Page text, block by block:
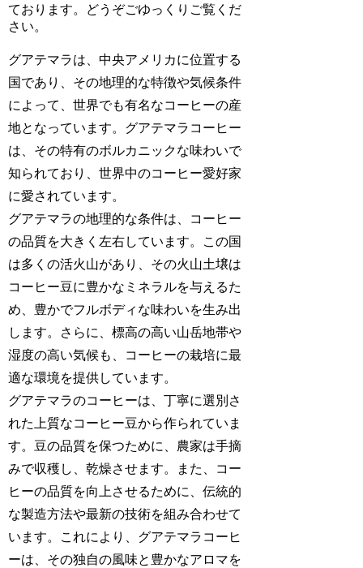
ております。どうぞごゆっくりご覧くだ
さい。
グアテマラは、中央アメリカに位置する
国であり、その地理的な特徴や気候条件
によって、世界でも有名なコーヒーの産
地となっています。グアテマラコーヒー
は、その特有のボルカニックな味わいで
知られており、世界中のコーヒー愛好家
に愛されています。
グアテマラの地理的な条件は、コーヒー
の品質を大きく左右しています。この国
は多くの活火山があり、その火山土壌は
コーヒー豆に豊かなミネラルを与えるた
め、豊かでフルボディな味わいを生み出
します。さらに、標高の高い山岳地帯や
湿度の高い気候も、コーヒーの栽培に最
適な環境を提供しています。
グアテマラのコーヒーは、丁寧に選別さ
れた上質なコーヒー豆から作られていま
す。豆の品質を保つために、農家は手摘
みで収穫し、乾燥させます。また、コー
ヒーの品質を向上させるために、伝統的
な製造方法や最新の技術を組み合わせて
います。これにより、グアテマラコーヒ
ーは、その独自の風味と豊かなアロマを